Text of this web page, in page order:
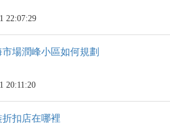
22:07:29
場潤峰小區如何規劃
20:11:20
折扣店在哪裡